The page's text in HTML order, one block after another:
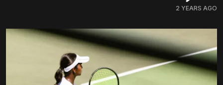
2 YEARS AGO